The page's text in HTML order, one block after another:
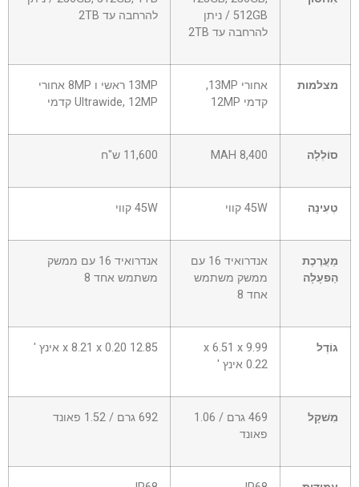
512GB / ניתן
להרחבה עד 2TB
להרחבה עד 2TB
מצלמות
אחורי 13MP,
קדמי 12MP
13MP ראשי ו 8MP אחורי
Ultrawide, 12MP קדמי
סוֹלְלָה 8,400 MAH 11,600 ש"ח
טְעִינָה 45W קווי 45W קווי
מַעֲרֶכֶת
הַפעָלָה
אנדרואיד 16 עם
ממשק משתמש
אחד 8
אנדרואיד 16 עם ממשק
משתמש אחד 8
גוֹדֶל
9.99 x 6.51 x
0.22 אינץ '
12.85 x 8.21 x 0.20 אינץ '
מִשׁקָל
469 גרם / 1.06
פאונד
692 גרם / 1.52 פאונד